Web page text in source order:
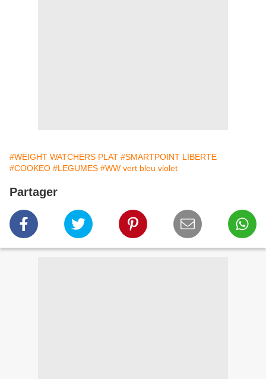
#WEIGHT WATCHERS PLAT #SMARTPOINT LIBERTE
#COOKEO #LEGUMES #WW vert bleu violet
Partager